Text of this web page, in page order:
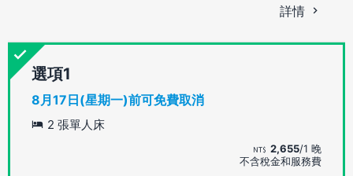
詳情
選項
8月17日(星期一)前可免費取消
2 張單人床
2,655/1 晚
不含稅金和服務費